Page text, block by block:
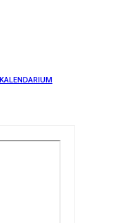
KALENDARIUM